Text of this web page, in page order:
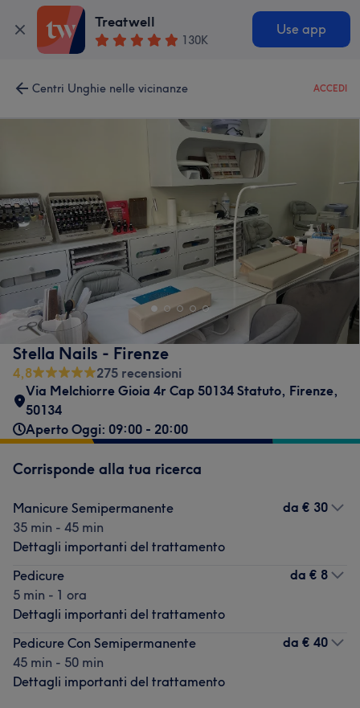
Treatwell
130K
Use app
Centri Unghie nelle vicinanze ACCEDI
Stella Nails - Firenze
4,8
275 recensioni
Via Melchiorre Gioia 4r Cap 50134 Statuto, Firenze,
50134
Aperto Oggi: 09:00 - 20:00
Corrisponde alla tua ricerca
Manicure Semipermanente
35 min - 45 min
Dettagli importanti del trattamento
da € 30
Pedicure
5 min - 1 ora
Dettagli importanti del trattamento
da € 8
Pedicure Con Semipermanente
45 min - 50 min
Dettagli importanti del trattamento
da € 40